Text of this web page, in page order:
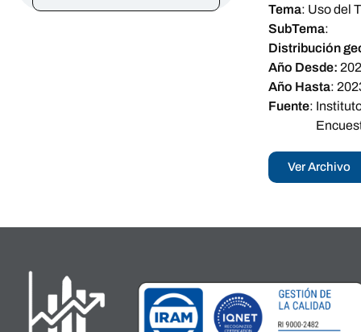
Tema: Uso del
SubTema:
Distribución
Año Desde:
Año Hasta:
Fuente:
Ver Archivo